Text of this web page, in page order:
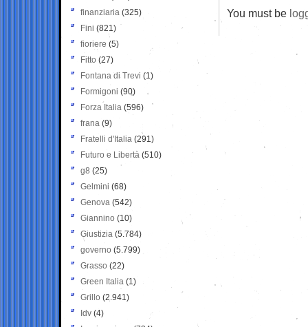
You must be
finanziaria (325)
Fini (821)
fioriere (5)
Fitto (27)
Fontana di Trevi (1)
Formigoni (90)
Forza Italia (596)
frana (9)
Fratelli d'Italia (291)
Futuro e Libertà (510)
g8 (25)
Gelmini (68)
Genova (542)
Giannino (10)
Giustizia (5.784)
governo (5.799)
Grasso (22)
Green Italia (1)
Grillo (2.941)
Idv (4)